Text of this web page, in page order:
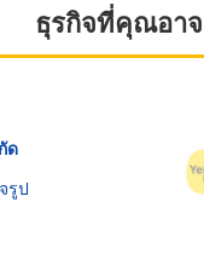
ธุรกิจที่คุณอา
ด
รูป